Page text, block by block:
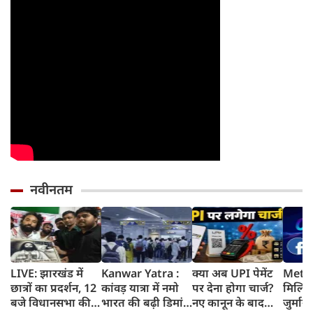
नवीनतम
LIVE: झारखंड में
छात्रों का प्रदर्शन, 12
बजे विधानसभा की
Kanwar Yatra :
कांवड़ यात्रा में नमो
भारत की बढ़ी डिमांड,
क्या अब UPI पेमेंट
पर देना होगा चार्ज?
नए कानून के बाद
Meta